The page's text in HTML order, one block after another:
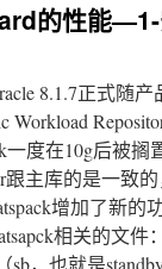
的性能—1-
8.1.7正式
Workload
度在10g后被
主库的是一致
增加了新的
相关的
，也就是